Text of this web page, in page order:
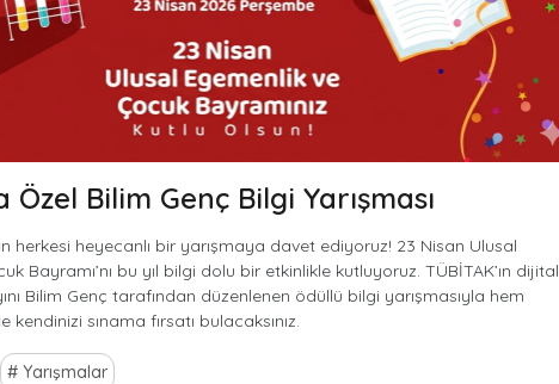
Özel Bilim Genç Bilgi Yarışması
herkesi heyecanlı bir yarışmaya davet ediyoruz! 23 Nisan Ulusal
Bayramı’nı bu yıl bilgi dolu bir etkinlikle kutluyoruz. TÜBİTAK’ın dijital
Bilim Genç tarafından düzenlenen ödüllü bilgi yarışmasıyla hem
sınama fırsatı bulacaksınız.
Yarışmalar